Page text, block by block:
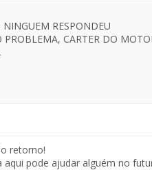
RESPONDEU
PROBLEMA, CARTER DO
retorno!
aqui pode ajudar alguém no